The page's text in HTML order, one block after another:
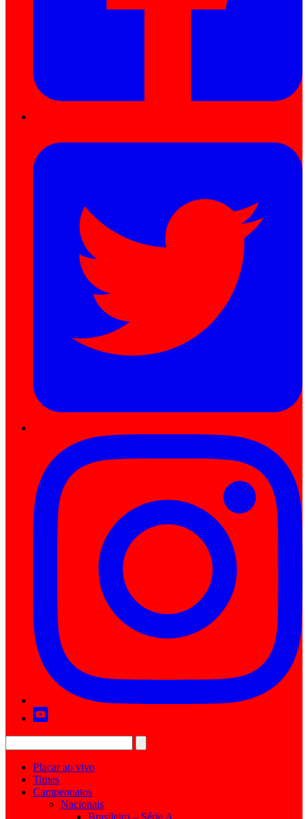
Placar ao vivo
Times
Campeonatos
Nacionais
Brasileiro – Série A